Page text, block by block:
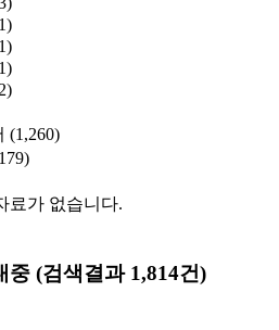
(1,260)
료가 없습니다.
중 (검색결과 1,814건)